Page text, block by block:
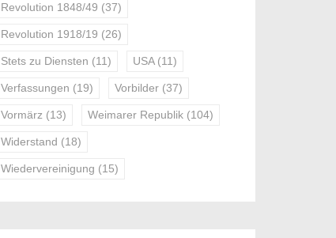
Revolution 1848/49 (37)
Revolution 1918/19 (26)
Stets zu Diensten (11) USA(11)
Verfassungen (19) Vorbilder (37)
Vormärz (13) Weimarer Republik (104)
Widerstand (18)
Wiedervereinigung (15)